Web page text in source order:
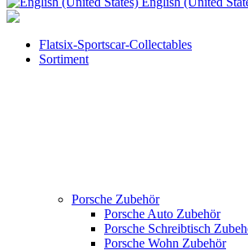
Flatsix-Sportscar-Collectables
Sortiment
Porsche Zubehör
Porsche Auto Zubehör
Porsche Schreibtisch
Porsche Wohn Zubehör